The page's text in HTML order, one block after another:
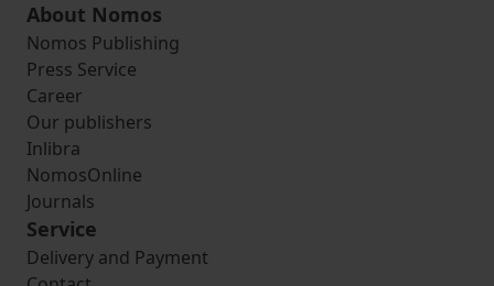
About Nomos
Nomos Publishing
Press Service
Career
Our publishers
Inlibra
NomosOnline
Journals
Service
Delivery and Payment